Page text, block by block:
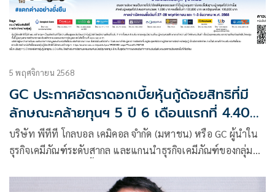
5 พฤศจิกายน 2568
GC ประกาศอัตราดอกเบี้ยหุ้นกู้ด้อยสิทธิที่มี
ลักษณะคล้ายทุนฯ 5 ปี 6 เดือนแรกที่ 4.40%
ต่อปี คาดเสนอขายต่อผู้ลงทุนทั่วไป วันที่ 27
พฤศจิกายน - 3 ธันวาคม 2568 นี้
บริษัท พีทีที โกลบอล เคมิคอล จำกัด (มหาชน) หรือ GC ผู้นำใน
ธุรกิจเคมีภัณฑ์ระดับสากล และแกนนำธุรกิจเคมีภัณฑ์ของกลุ่ม
เมื่อเลิกบริษัท ซึ่งผู้ออกหุ้นกู้มีสิทธิไถ่ถอนหุ้นกู้ก่อนกำหนด (“หุ้น